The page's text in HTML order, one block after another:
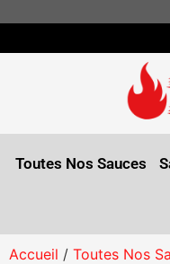
Toutes Nos Sauces
Accueil / Toutes Nos